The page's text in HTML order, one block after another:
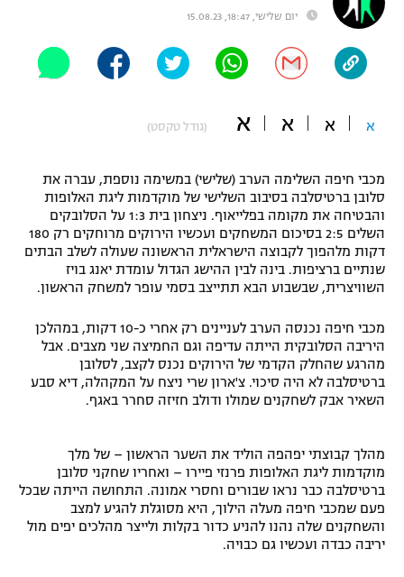
"מחצית בשכונה" – פודקאסט
משתתפים וזוכים בפרסים
תקנון משתתפים וזוכים בפרסים
תקנון עבור פעילות אלקטרה
תקנון עבור פעילות ספורט 1 – "מרלן"
גיימינג E-Sports
תנאי שימוש
מדיניות פרטיות
תקנון פעילות ספורט 1
הצטרפות לחבילת הערוצים
לוח דרושים – ג'ובנט
תגיות
ספורט מוטורי
כדורמים
בייסבול MLB
ספורט אתגרי ואקסטרים
אומנויות לחימה
גיימינג E-Sports
יום שלישי, 18:47, 15.08.23
א א א א (גודל טקסט)
מכבי חיפה השלימה הערב (שלישי) במשימה נוספת, עברה את
סלובן ברטיסלבה בסיבוב השלישי של מוקדמות ליגת האלופות
והבטיחה את מקומה בפלייאוף. ניצחון בית 1:3 על הסלובקים
השלים 2:5 בסיכום המשחקים ועכשיו הירוקים מרוחקים רק 180
דקות מלהפוך לקבוצה הישראלית הראשונה שעולה לשלב הבתים
שנתיים ברציפות. בינה לבין ההישג הגדול עומדת יאנג בויז
השוויצרית, שבשבוע הבא תתייצב בסמי עופר למשחק הראשון.
מכבי חיפה נכנסה הערב לעניינים רק אחרי כ-10 דקות, במהלכן
היריבה הסלובקית הייתה עדיפה וגם החמיצה שני מצבים. אבל
מהרגע שהחלק הקדמי של הירוקים נכנס לקצב, לסלובן
ברטיסלבה לא היה סיכוי. צ'ארון שרי ניצח על המקהלה, דיא סבע
השאיר אבק לשחקנים שמולו ודולב חזיזה סחרר באגף.
מהלך קבוצתי יפהפה הוליד את השער הראשון – של מלך
מוקדמות ליגת האלופות פרנזי פיירו – ואחריו שחקני סלובן
ברטיסלבה כבר נראו שבורים וחסרי אמונה. התחושה הייתה שבכל
פעם שמכבי חיפה מעלה הילוך, היא מסוגלת להגיע למצב
והשחקנים שלה נהנו להניע כדור בקלות ולייצר מהלכים יפים מול
יריבה כבדה ועכשיו גם כבויה.